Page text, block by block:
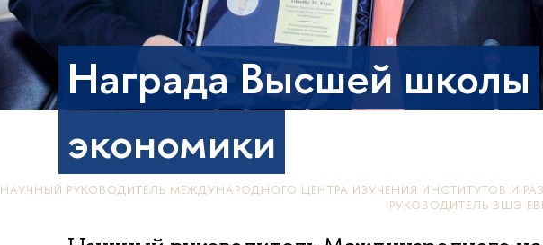
Награда Высшей школы
экономики
НАУЧНЫЙ РУКОВОДИТЕЛЬ МЕЖДУНАРОДНОГО ЦЕНТРА ИЗУЧЕНИЯ ИНСТИТУТОВ И
РУКОВОДИТЕЛЬ ВШЭ